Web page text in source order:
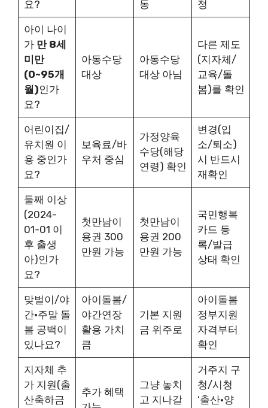
요?
동
정
아이 나이
가 만 8세
미만
(0~95개
월)인가
요?
아동수당
대상
아동수당
대상 아님
다른 제도
(지자체/
교육/돌
봄)를 확인
어린이집/
유치원 이
용 중인가
요?
보육료/바
우처 중심
가정양육
수당(해당
연령) 확인
변경(입
소/퇴소)
시 반드시
재확인
둘째 이상
(2024-
01-01 이
후 출생
아)인가
요?
첫만남이
용권 300
만원 가능
첫만남이
용권 200
만원 가능
국민행복
카드 등
록/발급
상태 확인
맞벌이/야
간·주말 돌
봄 공백이
있나요?
아이돌봄/
야간연장
활용 가치
큼
기본 지원
금 위주로
아이돌봄
정부지원
자격부터
확인
지자체 추
가 지원(출
산축하금
추가 혜택
그냥 놓치
고 지나갈
거주지 구
청/시청
‘출산·양